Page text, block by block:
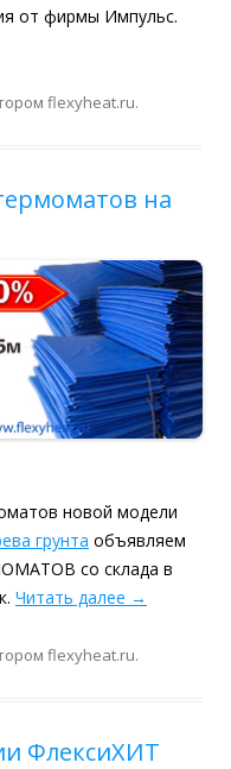
от фирмы Импульс.
flexyheat.ru.
на
новой модели
грунта объявляем
со склада в
Читать далее →
flexyheat.ru.
ФлексиХИТ